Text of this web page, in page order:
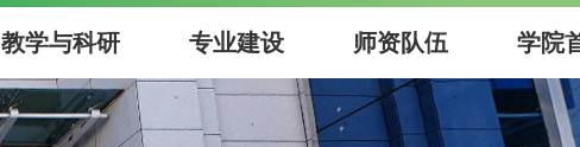
教学与科研 专业建设 师资队伍 学院